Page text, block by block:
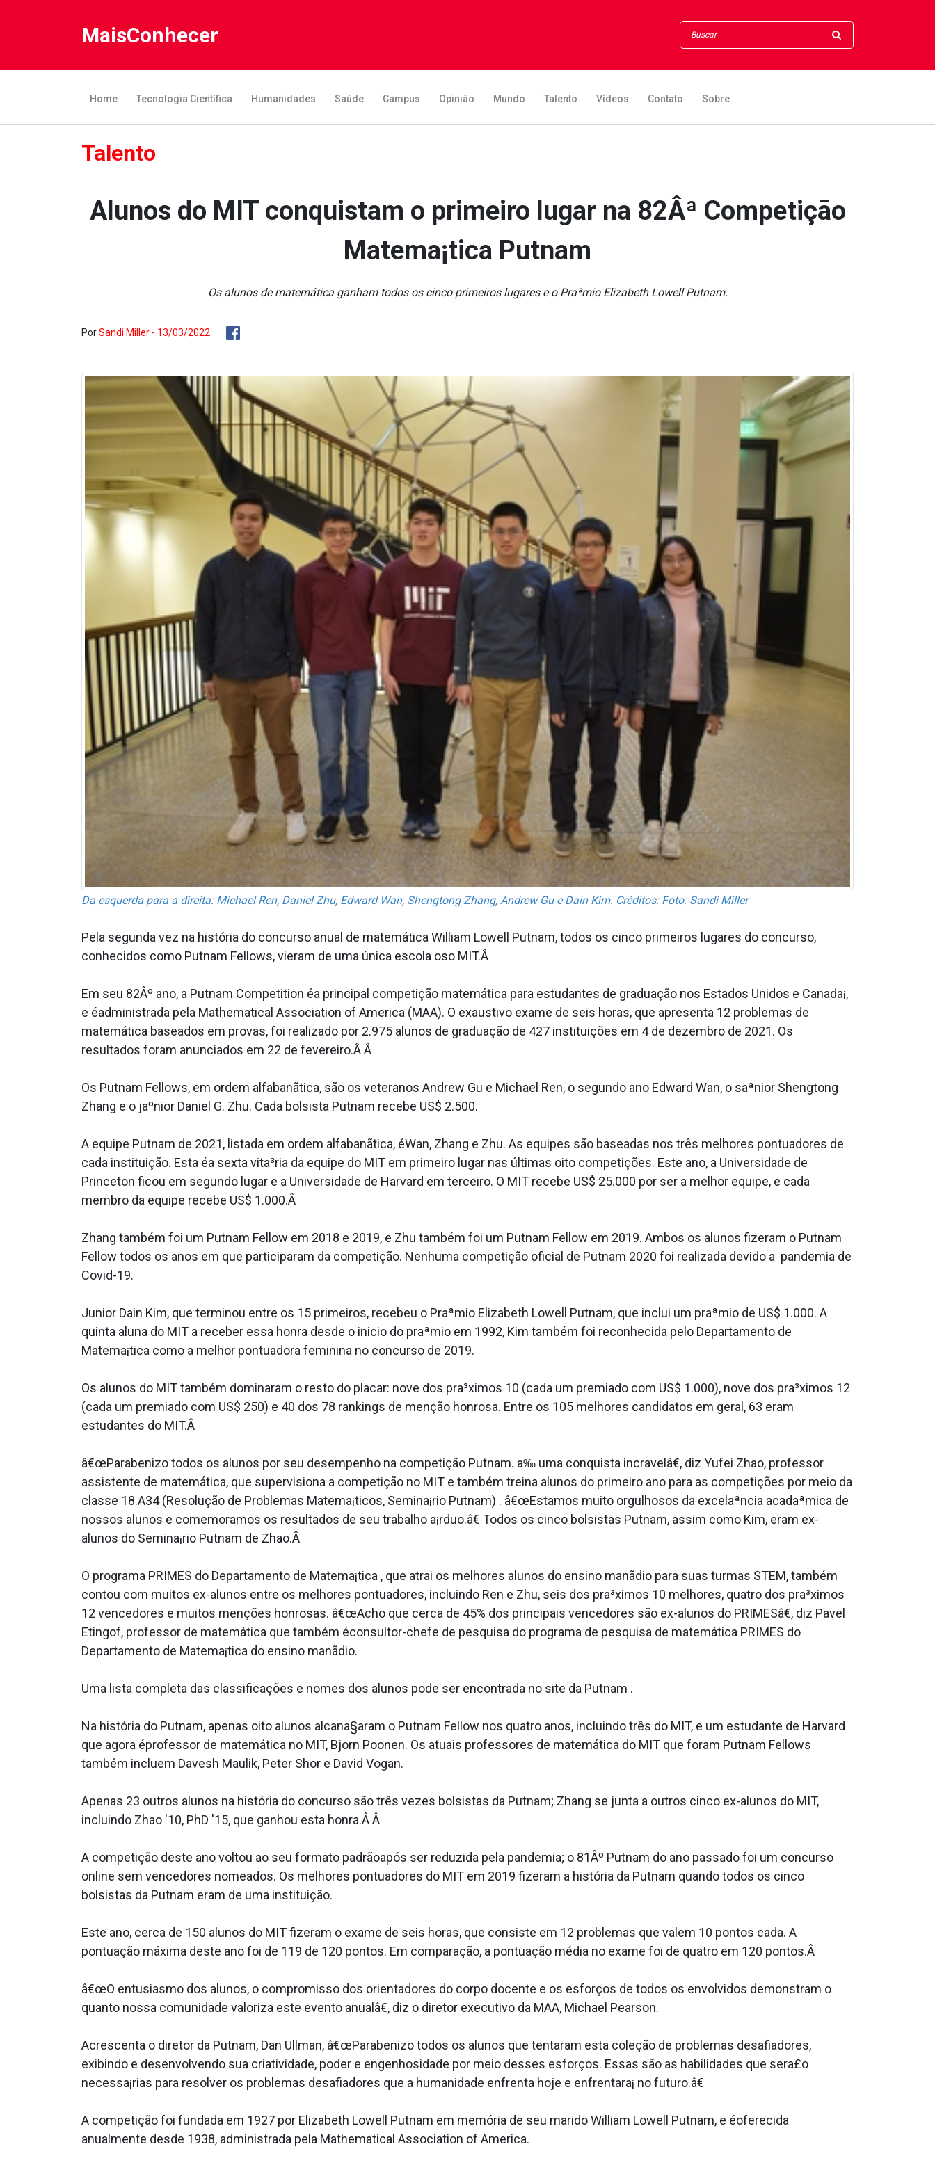
MaisConhecer
Home Tecnologia Científica Humanidades Saúde Campus Opinião Mundo Talento Vídeos Contato Sobre
Talento
Alunos do MIT conquistam o primeiro lugar na 82Âª Competição
Matema¡tica Putnam
Os alunos de matemática ganham todos os cinco primeiros lugares e o Praªmio Elizabeth Lowell Putnam.
PorSandi Miller - 13/03/2022
Da esquerda para a direita: Michael Ren, Daniel Zhu, Edward Wan, Shengtong Zhang, Andrew Gu e Dain Kim. Créditos: Foto: Sandi Miller
Pela segunda vez na história do concurso anual de matemática William Lowell Putnam, todos os cinco primeiros lugares do concurso,
conhecidos como Putnam Fellows, vieram de uma única escola oso MIT.Â
Em seu 82Âº ano, a Putnam Competition éa principal competição matemática para estudantes de graduação nos Estados Unidos e Canada¡,
e éadministrada pela Mathematical Association of America (MAA). O exaustivo exame de seis horas, que apresenta 12 problemas de
matemática baseados em provas, foi realizado por 2.975 alunos de graduação de 427 instituições em 4 de dezembro de 2021. Os
resultados foram anunciados em 22 de fevereiro.Â Â
Os Putnam Fellows, em ordem alfabanãtica, são os veteranos Andrew Gu e Michael Ren, o segundo ano Edward Wan, o saªnior Shengtong
Zhang e o jaºnior Daniel G. Zhu. Cada bolsista Putnam recebe US$ 2.500.
A equipe Putnam de 2021, listada em ordem alfabanãtica, éWan, Zhang e Zhu. As equipes são baseadas nos três melhores pontuadores de
cada instituição. Esta éa sexta vita³ria da equipe do MIT em primeiro lugar nas últimas oito competições. Este ano, a Universidade de
Princeton ficou em segundo lugar e a Universidade de Harvard em terceiro. O MIT recebe US$ 25.000 por ser a melhor equipe, e cada
membro da equipe recebe US$ 1.000.Â
Zhang também foi um Putnam Fellow em 2018 e 2019, e Zhu também foi um Putnam Fellow em 2019. Ambos os alunos fizeram o Putnam
Fellow todos os anos em que participaram da competição. Nenhuma competição oficial de Putnam 2020 foi realizada devido a pandemia de
Covid-19.
Junior Dain Kim, que terminou entre os 15 primeiros, recebeu o Praªmio Elizabeth Lowell Putnam, que inclui um praªmio de US$ 1.000. A
quinta aluna do MIT a receber essa honra desde o ini­cio do praªmio em 1992, Kim também foi reconhecida pelo Departamento de
Matema¡tica como a melhor pontuadora feminina no concurso de 2019.
Os alunos do MIT também dominaram o resto do placar: nove dos pra³ximos 10 (cada um premiado com US$ 1.000), nove dos pra³ximos 12
(cada um premiado com US$ 250) e 40 dos 78 rankings de menção honrosa. Entre os 105 melhores candidatos em geral, 63 eram
estudantes do MIT.Â
â€œParabenizo todos os alunos por seu desempenho na competição Putnam. a‰ uma conquista incra­velâ€, diz Yufei Zhao, professor
assistente de matemática, que supervisiona a competição no MIT e também treina alunos do primeiro ano para as competições por meio da
classe 18.A34 (Resolução de Problemas Matema¡ticos, Semina¡rio Putnam) . â€œEstamos muito orgulhosos da excelaªncia acadaªmica de
nossos alunos e comemoramos os resultados de seu trabalho a¡rduo.â€ Todos os cinco bolsistas Putnam, assim como Kim, eram ex-
alunos do Semina¡rio Putnam de Zhao.Â
O programa PRIMES do Departamento de Matema¡tica , que atrai os melhores alunos do ensino manãdio para suas turmas STEM, também
contou com muitos ex-alunos entre os melhores pontuadores, incluindo Ren e Zhu, seis dos pra³ximos 10 melhores, quatro dos pra³ximos
12 vencedores e muitos menções honrosas. â€œAcho que cerca de 45% dos principais vencedores são ex-alunos do PRIMESâ€, diz Pavel
Etingof, professor de matemática que também éconsultor-chefe de pesquisa do programa de pesquisa de matemática PRIMES do
Departamento de Matema¡tica do ensino manãdio.
Uma lista completa das classificações e nomes dos alunos pode ser encontrada no site da Putnam .
Na história do Putnam, apenas oito alunos alcana§aram o Putnam Fellow nos quatro anos, incluindo três do MIT, e um estudante de Harvard
que agora éprofessor de matemática no MIT, Bjorn Poonen. Os atuais professores de matemática do MIT que foram Putnam Fellows
também incluem Davesh Maulik, Peter Shor e David Vogan.
Apenas 23 outros alunos na história do concurso são três vezes bolsistas da Putnam; Zhang se junta a outros cinco ex-alunos do MIT,
incluindo Zhao '10, PhD '15, que ganhou esta honra.Â Â
A competição deste ano voltou ao seu formato padrãoapós ser reduzida pela pandemia; o 81Âº Putnam do ano passado foi um concurso
online sem vencedores nomeados. Os melhores pontuadores do MIT em 2019 fizeram a história da Putnam quando todos os cinco
bolsistas da Putnam eram de uma instituição.
Este ano, cerca de 150 alunos do MIT fizeram o exame de seis horas, que consiste em 12 problemas que valem 10 pontos cada. A
pontuação máxima deste ano foi de 119 de 120 pontos. Em comparação, a pontuação média no exame foi de quatro em 120 pontos.Â
â€œO entusiasmo dos alunos, o compromisso dos orientadores do corpo docente e os esforços de todos os envolvidos demonstram o
quanto nossa comunidade valoriza este evento anualâ€, diz o diretor executivo da MAA, Michael Pearson.
Acrescenta o diretor da Putnam, Dan Ullman, â€œParabenizo todos os alunos que tentaram esta coleção de problemas desafiadores,
exibindo e desenvolvendo sua criatividade, poder e engenhosidade por meio desses esforços. Essas são as habilidades que sera£o
necessa¡rias para resolver os problemas desafiadores que a humanidade enfrenta hoje e enfrentara¡ no futuro.â€
A competição foi fundada em 1927 por Elizabeth Lowell Putnam em memória de seu marido William Lowell Putnam, e éoferecida
anualmente desde 1938, administrada pela Mathematical Association of America.